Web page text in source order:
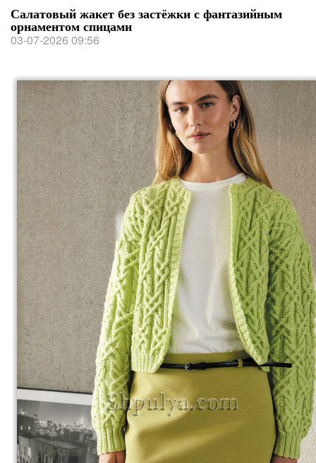
Салатовый жакет без застёжки с фантазийным
орнаментом спицами
03-07-2026 09:56